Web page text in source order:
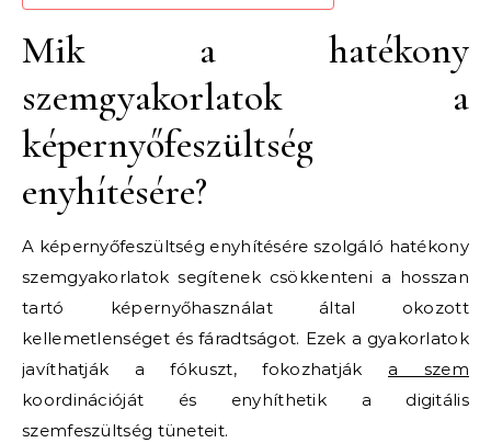
Mik a hatékony
szemgyakorlatok a
képernyőfeszültség
enyhítésére?
A képernyőfeszültség enyhítésére szolgáló hatékony
szemgyakorlatok segítenek csökkenteni a hosszan
tartó képernyőhasználat által okozott
kellemetlenséget és fáradtságot. Ezek a gyakorlatok
javíthatják a fókuszt, fokozhatjáka szem
koordinációját és enyhíthetik a digitális
szemfeszültség tüneteit.